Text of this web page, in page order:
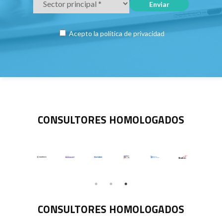
Acepto la política de privacidad
CONSULTORES HOMOLOGADOS
CONSULTORES HOMOLOGADOS